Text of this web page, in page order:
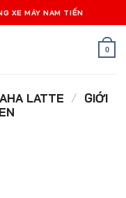
XE MÁY NAM TIẾN
0
LATTE / GIỚI